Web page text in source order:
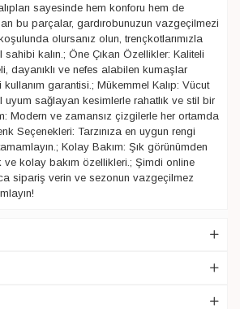
sayesinde hem konforu hem de
bu parçalar, gardırobunuzun vazgeçilmezi
olursanız olun, trençkotlarımızla
sahibi kalın.; Öne Çıkan Özellikler: Kaliteli
dayanıklı ve nefes alabilen kumaşlar
garantisi.; Mükemmel Kalıp: Vücut
uyum sağlayan kesimlerle rahatlık ve stil bir
Modern ve zamansız çizgilerle her ortamda
Seçenekleri: Tarzınıza en uygun rengi
Kolay Bakım: Şık görünümden
ve kolay bakım özellikleri.; Şimdi online
sipariş verin ve sezonun vazgeçilmez